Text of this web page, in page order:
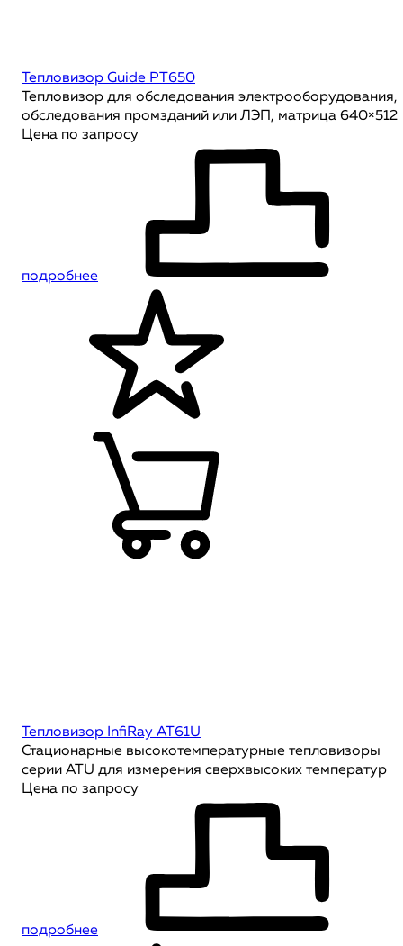
Тепловизор Guide PT650
Тепловизор для обследования электрооборудования,
обследования промзданий или ЛЭП, матрица 640×512
Цена по запросу
подробнее
Тепловизор InfiRay AT61U
Стационарные высокотемпературные тепловизоры
серии ATU для измерения сверхвысоких температур
Цена по запросу
подробнее